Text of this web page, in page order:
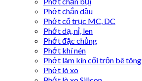
Phớt chắn dầu
Phớt cổ trục MC, DC
Phớt dạ, nỉ, len
Phớt đặc chủng
Phớt khí nén
Phớt làm kín cối trộn bê tông
Phớt lò xo